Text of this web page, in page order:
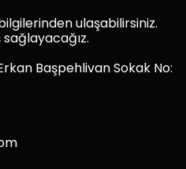
ulaşabilirsiniz.
sağlayacağız.
Başpehlivan Sokak No: